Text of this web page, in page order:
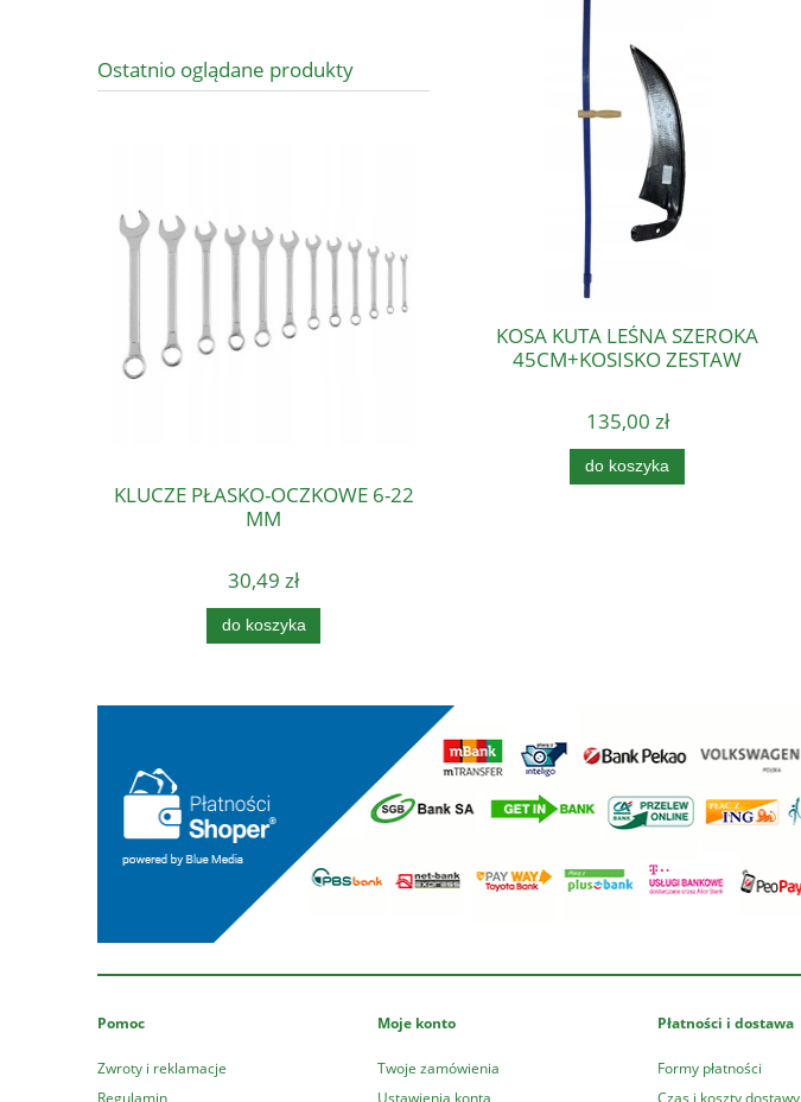
Ostatnio oglądane produkty
KLUCZE PŁASKO-OCZKOWE 6-22
MM
30,49 zł
do koszyka
KOSA KUTA LEŚNA SZEROKA
45CM+KOSISKO ZESTAW
135,00 zł
do koszyka
Pomoc
Zwroty i reklamacje
Regulamin
Moje konto
Twoje zamówienia
Ustawienia konta
Płatności i dostawa
Formy płatności
Czas i koszty dostawy